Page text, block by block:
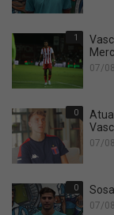
1
07/
0
07/
0
07/